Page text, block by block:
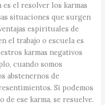
es el resolver los karmas
situaciones que surgen
espirituales de
el trabajo o escuela es
karmas negativos
cuando somos
abstenernos de
Si podemos
ese karma, se resuelve.